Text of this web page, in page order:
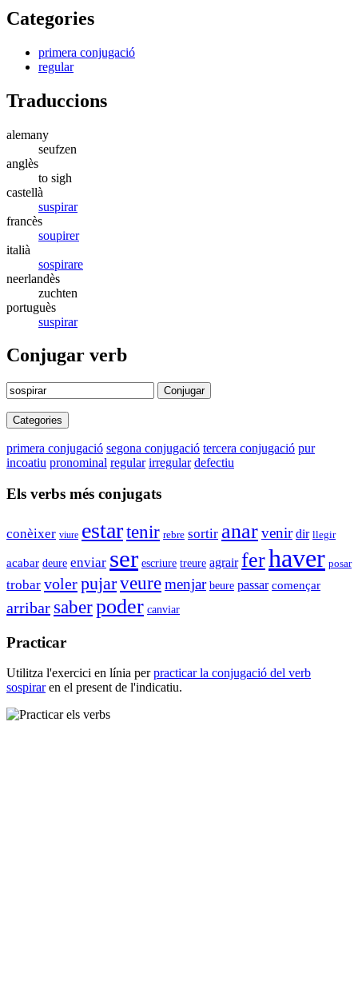
Categories
primera conjugació
regular
Traduccions
alemany
seufzen
anglès
to sigh
castellà
suspirar
francès
soupirer
italià
sospirare
neerlandès
zuchten
portuguès
suspirar
Conjugar verb
Conjugar
Categories
primera conjugació segona conjugació tercera conjugació pur
incoatiu pronominal regular irregular defectiu
Els verbs més conjugats
conèixer viure estartenir rebre sortir anarvenir dir llegir
acabar deure enviar ser escriure treure agrair ferhaver posar
trobar volerpujarveuremenjar beure passar començar
arribar saberpoder canviar
Practicar
Utilitza l'exercici en línia perpracticar la conjugació del verb
sospiraren el present de l'indicatiu.